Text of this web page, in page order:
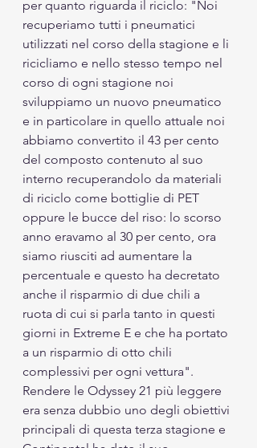
per quanto riguarda il riciclo: "Noi
recuperiamo tutti i pneumatici
utilizzati nel corso della stagione e li
ricicliamo e nello stesso tempo nel
corso di ogni stagione noi
sviluppiamo un nuovo pneumatico
e in particolare in quello attuale noi
abbiamo convertito il 43 per cento
del composto contenuto al suo
interno recuperandolo da materiali
di riciclo come bottiglie di PET
oppure le bucce del riso: lo scorso
anno eravamo al 30 per cento, ora
siamo riusciti ad aumentare la
percentuale e questo ha decretato
anche il risparmio di due chili a
ruota di cui si parla tanto in questi
giorni in Extreme E e che ha portato
a un risparmio di otto chili
complessivi per ogni vettura".
Rendere le Odyssey 21 più leggere
era senza dubbio uno degli obiettivi
principali di questa terza stagione e